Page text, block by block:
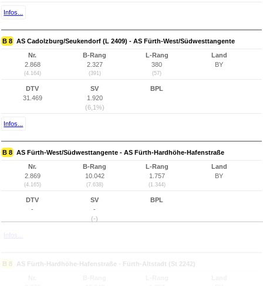
Infos...
B 8 AS Cadolzburg/Seukendorf (L 2409) - AS Fürth-West/Südwesttangente
Nr.
2.868
(4.164)
B-Rang
2.327
(391)
L-Rang
380
(57)
Land
BY
DTV
31.469
SV
1.920
(6,1%)
BPL
Infos...
B 8 AS Fürth-West/Südwesttangente - AS Fürth-Hardhöhe-Hafenstraße
Nr.
2.869
(4.165)
B-Rang
10.042
(7.638)
L-Rang
1.757
(1.344)
Land
BY
DTV
-
SV
-
(-)
BPL
Infos...
B 8 AS Fürth-Hardhöhe-Hafenstraße - Fürth-Altstadt (St 2242)